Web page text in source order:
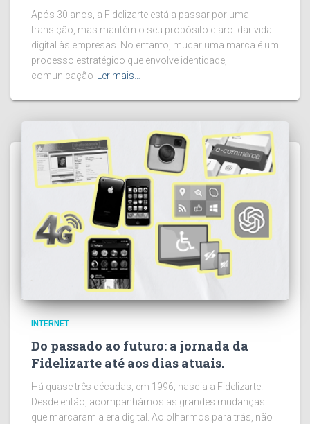
Após 30 anos, a Fidelizarte está a passar por uma
transição, mas mantém o seu propósito claro: dar vida
digital às empresas. No entanto, mudar uma marca é um
processo estratégico que envolve identidade,
comunicação
Ler mais…
INTERNET
Do passado ao futuro: a jornada da
Fidelizarte até aos dias atuais.
Há quase três décadas, em 1996, nascia a Fidelizarte.
Desde então, acompanhámos as grandes mudanças
que marcaram a era digital. Ao olharmos para trás, não